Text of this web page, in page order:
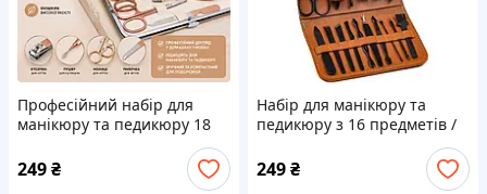
Професійний набір для
манікюру та педикюру 18
249₴
Набір для манікюру та
педикюру з 16 предметів /
інструментів 16 в 1 з
нержавіючої сталі у футлярі
249₴